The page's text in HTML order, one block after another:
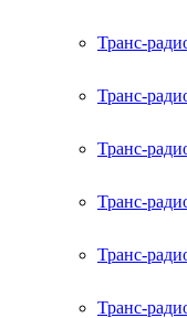
Транс-
Транс-
Транс-
Транс-
Транс-
Транс-